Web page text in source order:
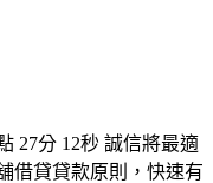
27分 12秒 誠信將最適
借貸貸款原則，快速有